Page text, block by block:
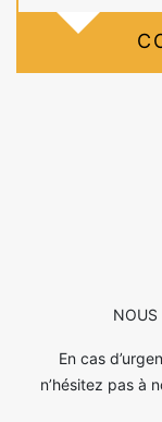
En cas
n’hésitez pas à